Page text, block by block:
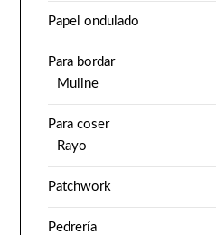
Papel ondulado
Para bordar
Muline
Para coser
Rayo
Patchwork
Pedrería